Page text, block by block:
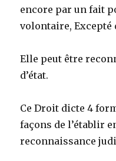
encore par un fait
volontaire, Excepté
Elle peut être
d’état.
Ce Droit dicte 4
façons de l’établir
reconnaissance